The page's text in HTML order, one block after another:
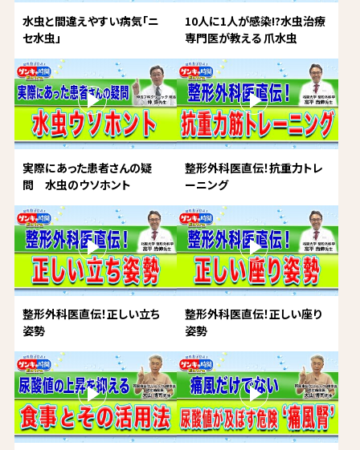
水虫と間違えやすい病気「ニ
セ水虫」
10人に1人が感染!?水虫治療
専門医が教える 爪水虫
実際にあった患者さんの疑
問 水虫のウソホント
整形外科医直伝！抗重力トレ
ーニング
整形外科医直伝！正しい立ち
姿勢
整形外科医直伝！正しい座り
姿勢